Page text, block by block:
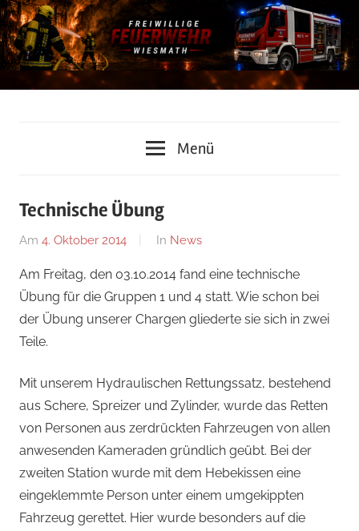
Zum
Inhalt
springen
Feuerwehr
Wiesmath
Menü
Technische Übung
Am 4. Oktober 2014
Von
In News
Am Freitag, den 03.10.2014 fand eine technische
Übung für die Gruppen 1 und 4 statt. Wie schon bei
der Übung unserer Chargen gliederte sie sich in zwei
Teile.
Mit unserem Hydraulischen Rettungssatz, bestehend
aus Schere, Spreizer und Zylinder, wurde das Retten
von Personen aus zerdrückten Fahrzeugen von allen
anwesenden Kameraden gründlich geübt. Bei der
zweiten Station wurde mit dem Hebekissen eine
eingeklemmte Person unter einem umgekippten
Fahrzeug gerettet. Hier wurde besonders auf die